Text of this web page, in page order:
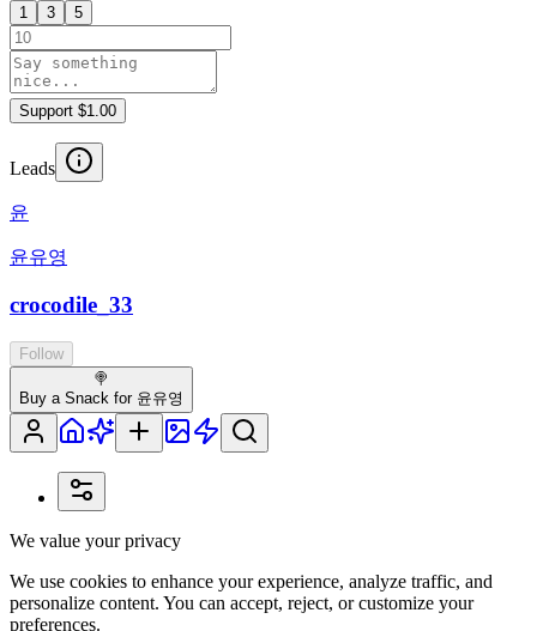
1 3 5
Support $1.00
Leads
윤
윤유영
crocodile_33
Follow
🍭
Buy a Snack for 윤유영
We value your privacy
We use cookies to enhance your experience, analyze traffic, and
personalize content. You can accept, reject, or customize your
preferences.